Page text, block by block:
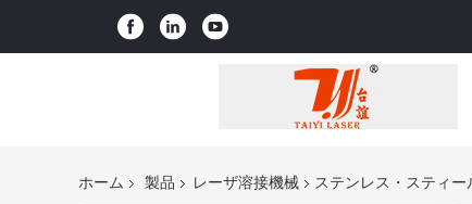
ホーム 製品 レーザ溶接機械 ステンレス・スティ